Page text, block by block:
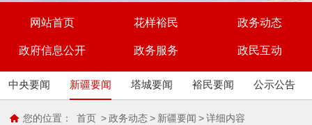
网站首页 花样裕民 政务动态
政府信息公开 政务服务 政民互动
中央要闻 新疆要闻 塔城要闻 裕民要闻 公示公告
您的位置： 首页 > 政务动态 > 新疆要闻 > 详细内容